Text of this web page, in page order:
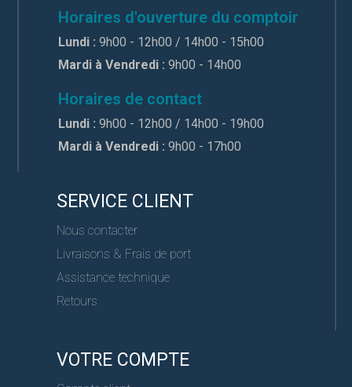
Horaires d'ouverture du comptoir
Lundi : 9h00 - 12h00 / 14h00 - 15h00
Mardi à Vendredi : 9h00 - 14h00
Horaires de contact
Lundi : 9h00 - 12h00 / 14h00 - 19h00
Mardi à Vendredi : 9h00 - 17h00
SERVICE CLIENT
Nous contacter
Livraisons & Frais de port
Assistance technique
Retours
VOTRE COMPTE